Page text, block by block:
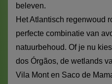
beleven.
Het Atlantisch regenwoud
perfecte combinatie van
natuurbehoud. Of je nu
dos Órgãos, de wetlands
Vila Mont en Saco de